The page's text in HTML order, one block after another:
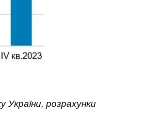
України, розрахунки